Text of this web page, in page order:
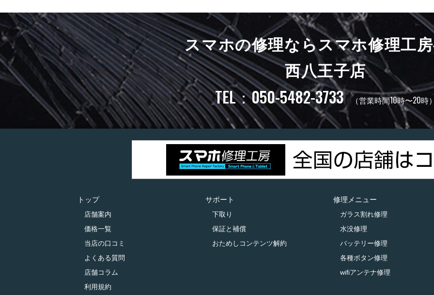
スマホの修理ならスマホ修理工
西八王子店
TEL：050-5482-3733 （営業時間10時〜20時
トップ
店舗案内
価格一覧
当店の口コミ
よくある質問
店舗コラム
利用規約
サポート
下取り
保証と補償
おためしコンテンツ解約
修理メニュー
ガラス割れ修理
水没修理
バッテリー修理
各種ボタン修理
wifiアンテナ修理